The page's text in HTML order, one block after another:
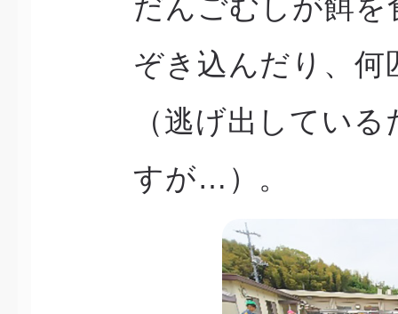
だんごむしが餌
ぞき込んだり、
（逃げ出してい
すが…）。